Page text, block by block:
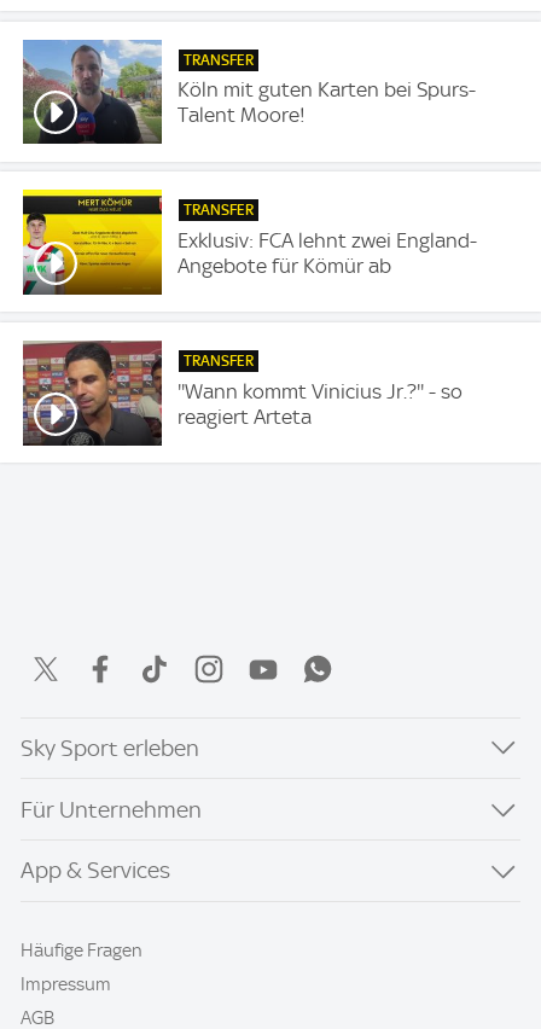
TRANSFER
Köln mit guten Karten bei Spurs-
Talent Moore!
TRANSFER
Exklusiv: FCA lehnt zwei England-
Angebote für Kömür ab
TRANSFER
''Wann kommt Vinicius Jr.?'' - so
reagiert Arteta
Sky Sport erleben
Für Unternehmen
App & Services
Häufige Fragen
Impressum
AGB